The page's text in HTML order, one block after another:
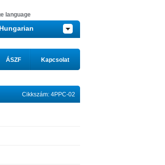
language
Hungarian
ÁSZF Kapcsolat
Cikkszám: 4PPC-02